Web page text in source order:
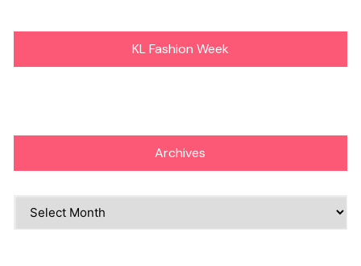
KL Fashion Week
Archives